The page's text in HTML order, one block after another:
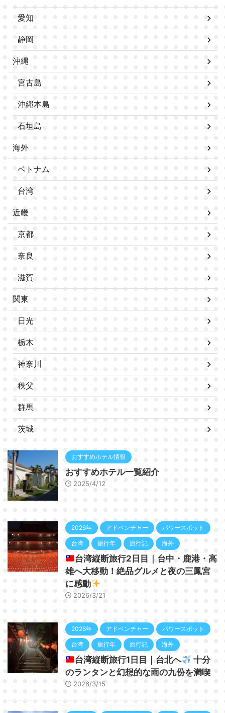
愛知
静岡
沖縄
宮古島
沖縄本島
石垣島
海外
ベトナム
台湾
近畿
京都
奈良
滋賀
関東
日光
栃木
神奈川
秩父
群馬
茨城
おすすめホテル情報
おすすめホテル一覧紹介
2025/4/12
2026年 アドベンチャー パワースポット
台湾 旅行年 旅行記 海外
台湾縦断旅行2日目｜台中・鹿港・高
雄へ大移動！絶品グルメと夜の三鳳宮
に感動
2026/3/21
2026年 アドベンチャー パワースポット
台湾 旅行年 旅行記 海外
台湾縦断旅行1日目｜台北へ
十分
のランタンと幻想的な雨の九份を満喫
2026/3/15